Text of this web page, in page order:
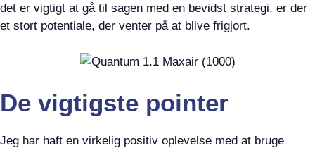
det er vigtigt at gå til sagen med en bevidst strategi, er der
et stort potentiale, der venter på at blive frigjort.
De vigtigste pointer
Jeg har haft en virkelig positiv oplevelse med at bruge